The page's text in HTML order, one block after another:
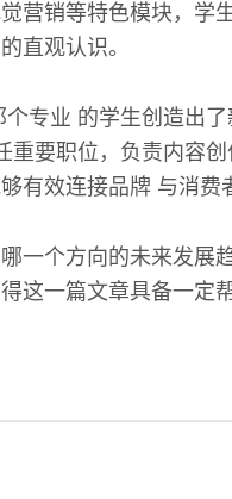
营销等特色模块，学
直观认识。
专业 的学生创造出
要职位，负责内容
有效连接品牌 与消费
一个方向的未来发展
这一篇文章具备一定